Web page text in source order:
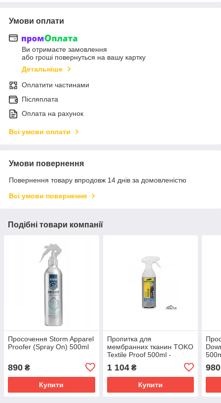
Умови оплати
Ви отримаєте замовлення
або гроші повернуться на вашу картку
Детальніше
Оплатити частинами
Післяплата
Оплата на рахунок
Всі умови оплати
Умови повернення
Повернення товару впродовж 14 днів за домовленістю
Всі умови повернення
Подібні товари компанії
Просочення Storm Apparel
Proofer (Spray On) 500ml
890 ₴
Купити
Пропитка для
мембранних тканин TOKO
Textile Proof 500ml -
водовідштовхувальна та
брудовідштовхувальна
захист.
1 104₴
Купити
980